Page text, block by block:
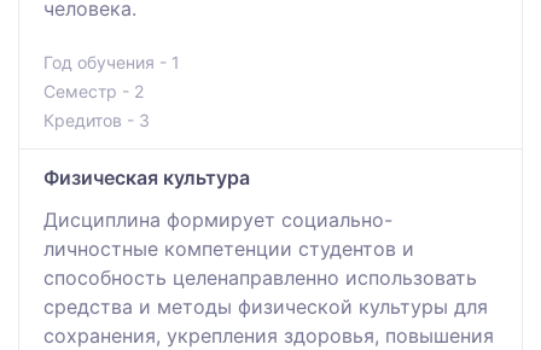
человека.
Год обучения - 1
Семестр - 2
Кредитов - 3
Физическая культура
Дисциплина формирует социально-
личностные компетенции студентов и
способность целенаправленно использовать
средства и методы физической культуры для
сохранения, укрепления здоровья, повышения